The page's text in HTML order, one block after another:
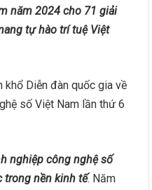
năm 2024 cho 71 giải
tự hào trí tuệ Việt
khổ Diễn đàn quốc gia về
số Việt Nam lần thứ 6
nghiệp công nghệ số
trong nền kinh tế. Năm